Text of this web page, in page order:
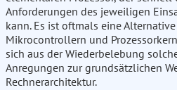
Anforderungen des jeweiligen
kann. Es ist oftmals eine
Mikrocontrollern und
sich aus der Wiederbelebung
Anregungen zur grundsätzlichen
Rechnerarchitektur.